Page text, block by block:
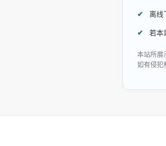
离线
若本
本站所展
如有侵犯